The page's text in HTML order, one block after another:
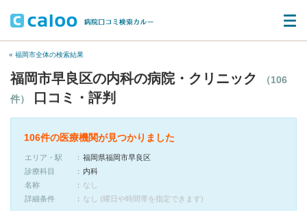
« 福岡市全体の検索結果
福岡市早良区の内科の病院・クリニック
（106
件）
口コミ・評判
106件の医療機関が見つかりました
エリア・駅
福岡県福岡市早良区
診療科目
内科
名称
なし
詳細条件
なし (曜日や時間帯を指定できます)